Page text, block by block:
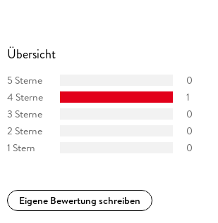
Übersicht
5 Sterne
0
4 Sterne
1
3 Sterne
0
2 Sterne
0
1 Stern
0
Eigene Bewertung schreiben